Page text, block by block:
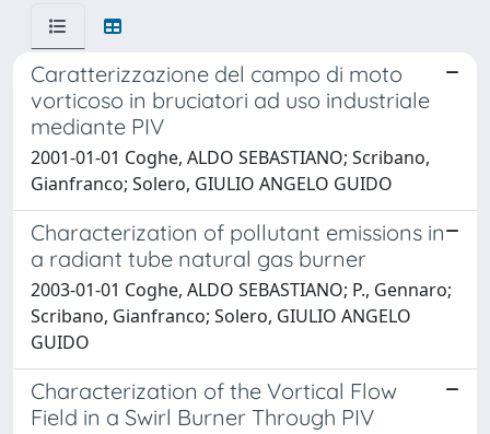
Caratterizzazione del campo di moto
vorticoso in bruciatori ad uso industriale
mediante PIV
2001-01-01 Coghe, ALDO SEBASTIANO; Scribano,
Gianfranco; Solero, GIULIO ANGELO GUIDO
Characterization of pollutant emissions in
a radiant tube natural gas burner
2003-01-01 Coghe, ALDO SEBASTIANO; P., Gennaro;
Scribano, Gianfranco; Solero, GIULIO ANGELO
GUIDO
Characterization of the Vortical Flow
Field in a Swirl Burner Through PIV